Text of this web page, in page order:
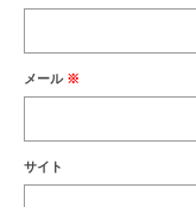
メール ※
サイト